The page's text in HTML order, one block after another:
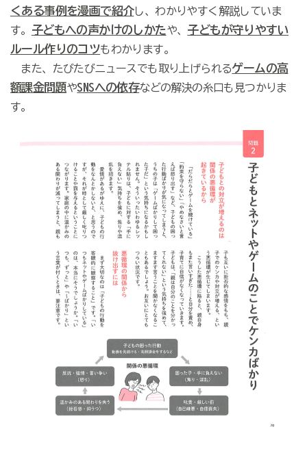
くある事例を漫画で紹介し、わかりやすく解説していま
す。 子どもへの声かけのしかたや、 子どもが守りやすい
ルール作りのコツもわかります。
また、たびたびニュースでも取り上げられるゲームの高
額課金問題やSNSへの依存などの解決の糸口も見つかりま
す。